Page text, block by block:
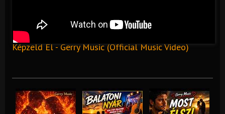
Képzeld El - Gerry Music (Official Music Video)